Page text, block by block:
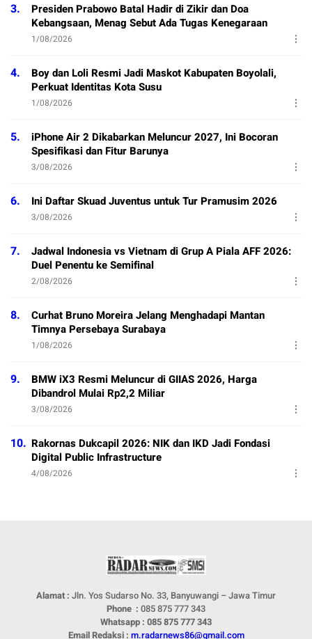
3.
Presiden Prabowo Batal Hadir di Zikir dan Doa
Kebangsaan, Menag Sebut Ada Tugas Kenegaraan
1/08/2026
4.
Boy dan Loli Resmi Jadi Maskot Kabupaten Boyolali,
Perkuat Identitas Kota Susu
1/08/2026
5.
iPhone Air 2 Dikabarkan Meluncur 2027, Ini Bocoran
Spesifikasi dan Fitur Barunya
3/08/2026
6. Ini Daftar Skuad Juventus untuk Tur Pramusim 2026
3/08/2026
7.
Jadwal Indonesia vs Vietnam di Grup A Piala AFF 2026:
Duel Penentu ke Semifinal
2/08/2026
8.
Curhat Bruno Moreira Jelang Menghadapi Mantan
Timnya Persebaya Surabaya
1/08/2026
9.
BMW iX3 Resmi Meluncur di GIIAS 2026, Harga
Dibandrol Mulai Rp2,2 Miliar
3/08/2026
10. Rakornas Dukcapil 2026: NIK dan IKD Jadi Fondasi
Digital Public Infrastructure
4/08/2026
Alamat : Jln. Yos Sudarso No. 33, Banyuwangi – Jawa Timur
Phone : 085 875 777 343
Whatsapp : 085 875 777 343
Email Redaksi : m.radarnews86@gmail.com